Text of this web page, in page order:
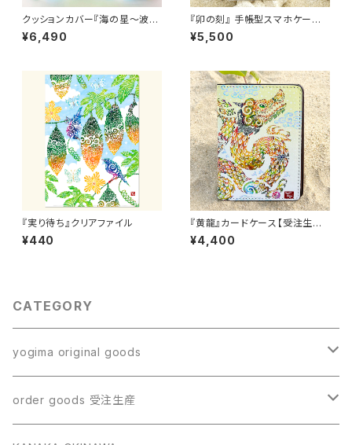
クッションカバー『海の星〜波の
光〜』
¥6,490
『卯の刻』 手帳型スマホケース
【受注生産・送料無料】
¥5,500
『実り待ち』クリアファイル
¥440
『黄龍』カードケース【受注生産・
送料無料】
¥4,400
CATEGORY
yogima original goods
ポストカードセット
order goods 受注生産